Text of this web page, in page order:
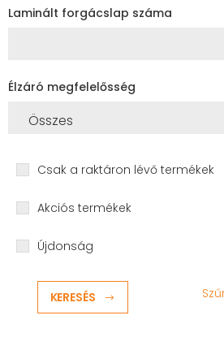
Laminált forgácslap száma
Élzáró megfelelősség
Csak a raktáron lévő termékek
Akciós termékek
Újdonság
KERESÉS